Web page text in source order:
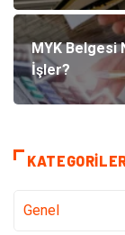
MYK Belgesi
İşler?
Genel